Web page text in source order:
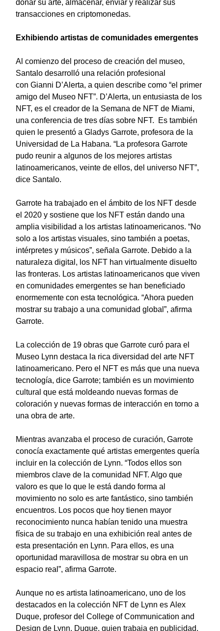
donar su arte, almacenar, enviar y realizar sus
transacciones en criptomonedas.
Exhibiendo artistas de comunidades emergentes
Al comienzo del proceso de creación del museo,
Santalo desarrolló una relación profesional
con Gianni D’Alerta, a quien describe como “el primer
amigo del Museo NFT”. D’Alerta, un entusiasta de los
NFT, es el creador de la Semana de NFT de Miami,
una conferencia de tres días sobre NFT. Es también
quien le presentó a Gladys Garrote, profesora de la
Universidad de La Habana. “La profesora Garrote
pudo reunir a algunos de los mejores artistas
latinoamericanos, veinte de ellos, del universo NFT”,
dice Santalo.
Garrote ha trabajado en el ámbito de los NFT desde
el 2020 y sostiene que los NFT están dando una
amplia visibilidad a los artistas latinoamericanos. “No
solo a los artistas visuales, sino también a poetas,
intérpretes y músicos”, señala Garrote. Debido a la
naturaleza digital, los NFT han virtualmente disuelto
las fronteras. Los artistas latinoamericanos que viven
en comunidades emergentes se han beneficiado
enormemente con esta tecnológica. “Ahora pueden
mostrar su trabajo a una comunidad global”, afirma
Garrote.
La colección de 19 obras que Garrote curó para el
Museo Lynn destaca la rica diversidad del arte NFT
latinoamericano. Pero el NFT es más que una nueva
tecnología, dice Garrote; también es un movimiento
cultural que está moldeando nuevas formas de
coloración y nuevas formas de interacción en torno a
una obra de arte.
Mientras avanzaba el proceso de curación, Garrote
conocía exactamente qué artistas emergentes quería
incluir en la colección de Lynn. “Todos ellos son
miembros clave de la comunidad NFT. Algo que
valoro es que lo que le está dando forma al
movimiento no solo es arte fantástico, sino también
encuentros. Los pocos que hoy tienen mayor
reconocimiento nunca habían tenido una muestra
física de su trabajo en una exhibición real antes de
esta presentación en Lynn. Para ellos, es una
oportunidad maravillosa de mostrar su obra en un
espacio real”, afirma Garrote.
Aunque no es artista latinoamericano, uno de los
destacados en la colección NFT de Lynn es Alex
Duque, profesor del College of Communication and
Design de Lynn. Duque, quien trabaja en publicidad,